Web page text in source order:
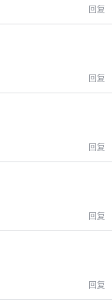
回复
回复
回复
回复
回复